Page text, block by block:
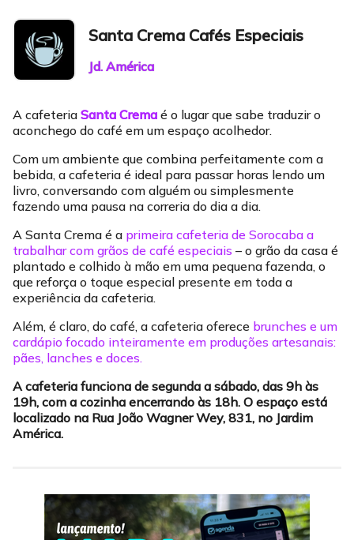
Santa Crema Cafés Especiais
Jd. América
A cafeteria Santa Crema é o lugar que sabe traduzir o
aconchego do café em um espaço acolhedor.
Com um ambiente que combina perfeitamente com a
bebida, a cafeteria é ideal para passar horas lendo um
livro, conversando com alguém ou simplesmente
fazendo uma pausa na correria do dia a dia.
A Santa Crema é a primeira cafeteria de Sorocaba a
trabalhar com grãos de café especiais – o grão da casa é
plantado e colhido à mão em uma pequena fazenda, o
que reforça o toque especial presente em toda a
experiência da cafeteria.
Além, é claro, do café, a cafeteria oferece brunches e um
cardápio focado inteiramente em produções artesanais:
pães, lanches e doces.
A cafeteria funciona de segunda a sábado, das 9h às
19h, com a cozinha encerrando às 18h. O espaço está
localizado na Rua João Wagner Wey, 831, no Jardim
América.